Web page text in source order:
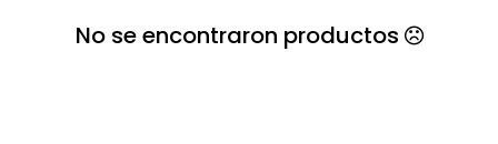
No se encontraron productos